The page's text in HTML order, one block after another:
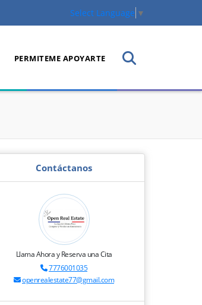
Select Language ▼
PERMITEME APOYARTE
Contáctanos
Llama Ahora y Reserva una Cita
7776001035
openrealestate77@gmail.com